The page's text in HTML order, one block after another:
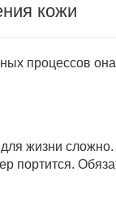
кожи
процессов
жизни сложно.
портится.